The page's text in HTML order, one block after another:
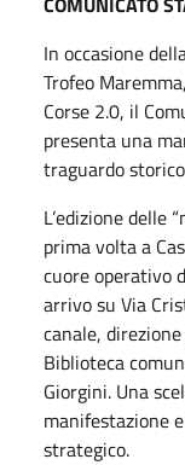
In occasione
Trofeo
Corse 2.0, il
presenta una
traguardo
L’edizione delle
prima volta a
cuore operativo
arrivo su Via
canale,
Biblioteca
Giorgini. Una
manifestazione
strategico.